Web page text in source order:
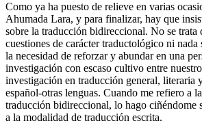
Como ya ha puesto de relieve en varias
Ahumada Lara, y para finalizar, hay que
sobre la traducción bidireccional. No se trata
cuestiones de carácter traductológico ni
la necesidad de reforzar y abundar en una
investigación con escaso cultivo entre
investigación en traducción general, literaria
español-otras lenguas. Cuando me refiero a
traducción bidireccional, lo hago ciñéndome
a la modalidad de traducción escrita.